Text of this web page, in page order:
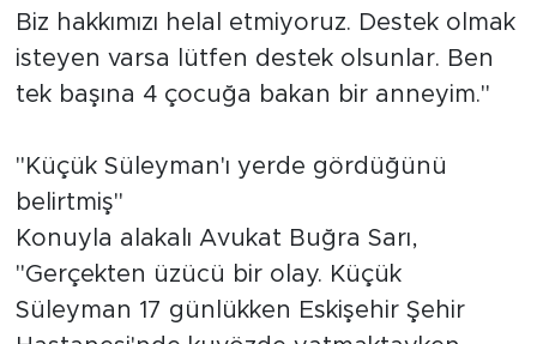
Biz hakkımızı helal etmiyoruz. Destek olmak
isteyen varsa lütfen destek olsunlar. Ben
tek başına 4 çocuğa bakan bir anneyim."
"Küçük Süleyman'ı yerde gördüğünü
belirtmiş"
Konuyla alakalı Avukat Buğra Sarı,
"Gerçekten üzücü bir olay. Küçük
Süleyman 17 günlükken Eskişehir Şehir